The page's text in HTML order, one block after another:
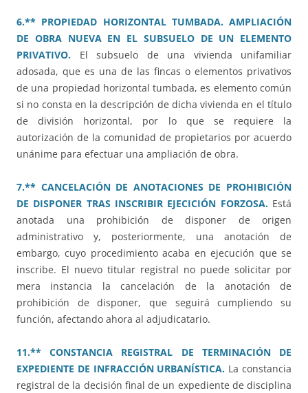
6.** PROPIEDAD HORIZONTAL TUMBADA. AMPLIACIÓN
DE OBRA NUEVA EN EL SUBSUELO DE UN ELEMENTO
PRIVATIVO. El subsuelo de una vivienda unifamiliar
adosada, que es una de las fincas o elementos privativos
de una propiedad horizontal tumbada, es elemento común
si no consta en la descripción de dicha vivienda en el título
de división horizontal, por lo que se requiere la
autorización de la comunidad de propietarios por acuerdo
unánime para efectuar una ampliación de obra.
7.** CANCELACIÓN DE ANOTACIONES DE PROHIBICIÓN
DE DISPONER TRAS INSCRIBIR EJECICIÓN FORZOSA.Está
anotada una prohibición de disponer de origen
administrativo y, posteriormente, una anotación de
embargo, cuyo procedimiento acaba en ejecución que se
inscribe. El nuevo titular registral no puede solicitar por
mera instancia la cancelación de la anotación de
prohibición de disponer, que seguirá cumpliendo su
función, afectando ahora al adjudicatario.
11.** CONSTANCIA REGISTRAL DE TERMINACIÓN DE
EXPEDIENTE DE INFRACCIÓN URBANÍSTICA. La constancia
registral de la decisión final de un expediente de disciplina